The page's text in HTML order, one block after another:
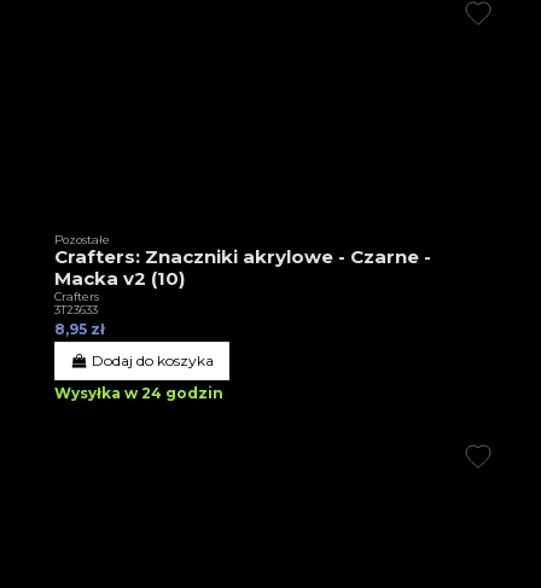
Pozostałe
Crafters: Znaczniki akrylowe - Czarne -
Macka v2 (10)
Crafters
3T23633
8,95 zł
Dodaj do koszyka
Wysyłka w 24 godzin